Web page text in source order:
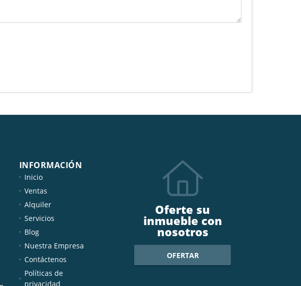
INFORMACIÓN
Inicio
Ventas
Alquiler
Servicios
Blog
Nuestra Empresa
Contáctenos
Políticas de
privacidad
Oferte su
inmueble con
nosotros
OFERTAR